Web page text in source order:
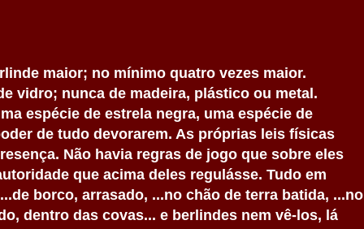
maior; no mínimo quatro vezes maior.
vidro; nunca de madeira, plástico ou metal.
espécie de estrela negra, uma espécie de
de tudo devorarem. As próprias leis físicas
Não havia regras de jogo que sobre eles
que acima deles regulásse. Tudo em
borco, arrasado, ...no chão de terra batida, ...no
dentro das covas... e berlindes nem vê-los, lá